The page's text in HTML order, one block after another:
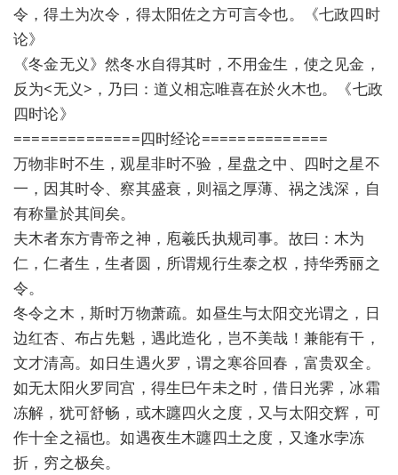
令，得土为次令，得太阳佐之方可言令也。《七政四时
论》
《冬金无义》然冬水自得其时，不用金生，使之见金，
反为<无义>，乃曰：道义相忘唯喜在於火木也。《七政
四时论》
==============四时经论==============
万物非时不生，观星非时不验，星盘之中、四时之星不
一，因其时令、察其盛衰，则福之厚薄、祸之浅深，自
有称量於其间矣。
夫木者东方青帝之神，庖羲氏执规司事。故曰：木为
仁，仁者生，生者圆，所谓规行生泰之权，持华秀丽之
令。
冬令之木，斯时万物萧疏。如昼生与太阳交光谓之，日
边红杏、布占先魁，遇此造化，岂不美哉！兼能有干，
文才清高。如日生遇火罗，谓之寒谷回春，富贵双全。
如无太阳火罗同宫，得生巳午未之时，借日光霁，冰霜
冻解，犹可舒畅，或木躔四火之度，又与太阳交辉，可
作十全之福也。如遇夜生木躔四土之度，又逢水孛冻
折，穷之极矣。